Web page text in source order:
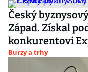
Český
Západ. Získal
konkurentovi
Burzy a trhy